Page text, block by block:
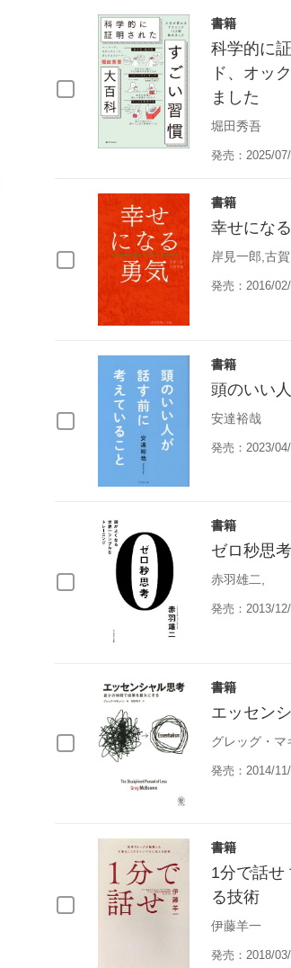
書籍
科学的に
ド、オッ
ました
堀田秀吾
発売：2025/
書籍
幸せにな
岸見一郎,古
発売：2016/
書籍
頭のいい
安達裕哉
発売：2023/
書籍
ゼロ秒思
赤羽雄二,
発売：2013/
書籍
エッセン
グレッグ・マ
発売：2014/
書籍
1分で話せ
る技術
伊藤羊一
発売：2018/